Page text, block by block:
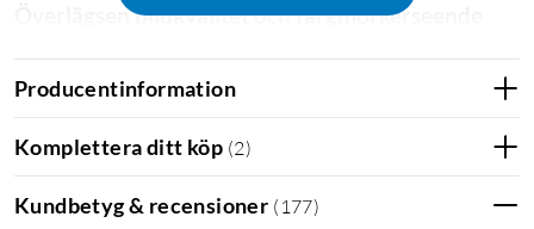
Överlägsen bildkvalitet och färgmörkerseende
Med en högupplöst sensor levererar Tapo C410 kristallklara
bilder med utmärkt detaljrikedom. Kameran är utrustad med
avancerad färgmörkerseendeteknik, vilket säkerställer att du
får tydliga och färgrika bilder även i svagt ljus eller totalt
mörker. Detta innebär att du aldrig missar någon viktig
händelse, oavsett tid på dygnet.
Producentinformation
Komplettera ditt köp (2)
Kundbetyg & recensioner ( 177)